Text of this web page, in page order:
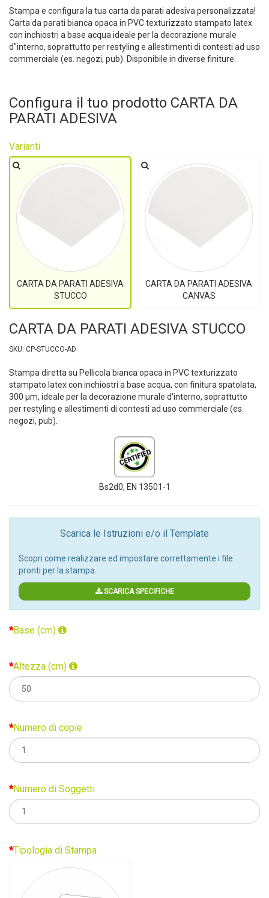
Stampa e configura la tua carta da parati adesiva personalizzata!
Carta da parati bianca opaca in PVC texturizzato stampato latex
con inchiostri a base acqua ideale per la decorazione murale
d"interno, soprattutto per restyling e allestimenti di contesti ad uso
commerciale (es. negozi, pub). Disponibile in diverse finiture.
Configura il tuo prodotto CARTA DA
PARATI ADESIVA
Varianti
CARTA DA PARATI ADESIVA
STUCCO
CARTA DA PARATI ADESIVA
CANVAS
CARTA DA PARATI ADESIVA STUCCO
SKU: CP-STUCCO-AD
Stampa diretta su Pellicola bianca opaca in PVC texturizzato
stampato latex con inchiostri a base acqua, con finitura spatolata,
300 µm, ideale per la decorazione murale d'interno, soprattutto
per restyling e allestimenti di contesti ad uso commerciale (es.
negozi, pub).
Bs2d0, EN 13501-1
Scarica le Istruzioni e/o il Template
Scopri come realizzare ed impostare correttamente i file
pronti per la stampa.
SCARICA SPECIFICHE
Base (cm)
Altezza (cm)
Numero di copie
Numero di Soggetti
Tipologia di Stampa